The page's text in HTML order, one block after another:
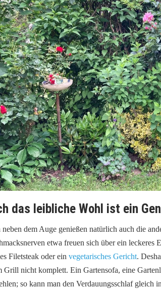
das leibliche Wohl ist ein
dem Auge genießen natürlich auch die
etwa freuen sich über ein
Filetsteak oder ein vegetarisches Gericht.
Grill nicht komplett. Ein Gartensofa, eine
so kann man den Verdauungsschlaf gleich